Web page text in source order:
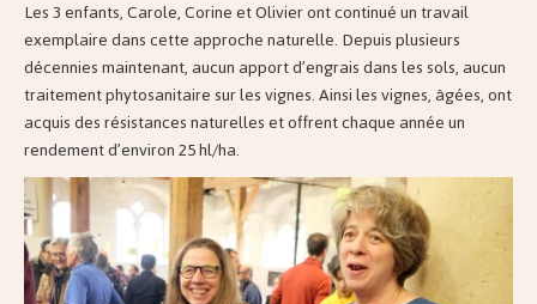
Les 3 enfants, Carole, Corine et Olivier ont continué un travail
exemplaire dans cette approche naturelle. Depuis plusieurs
décennies maintenant, aucun apport d’engrais dans les sols, aucun
traitement phytosanitaire sur les vignes. Ainsi les vignes, âgées, ont
acquis des résistances naturelles et offrent chaque année un
rendement d’environ 25 hl/ha.